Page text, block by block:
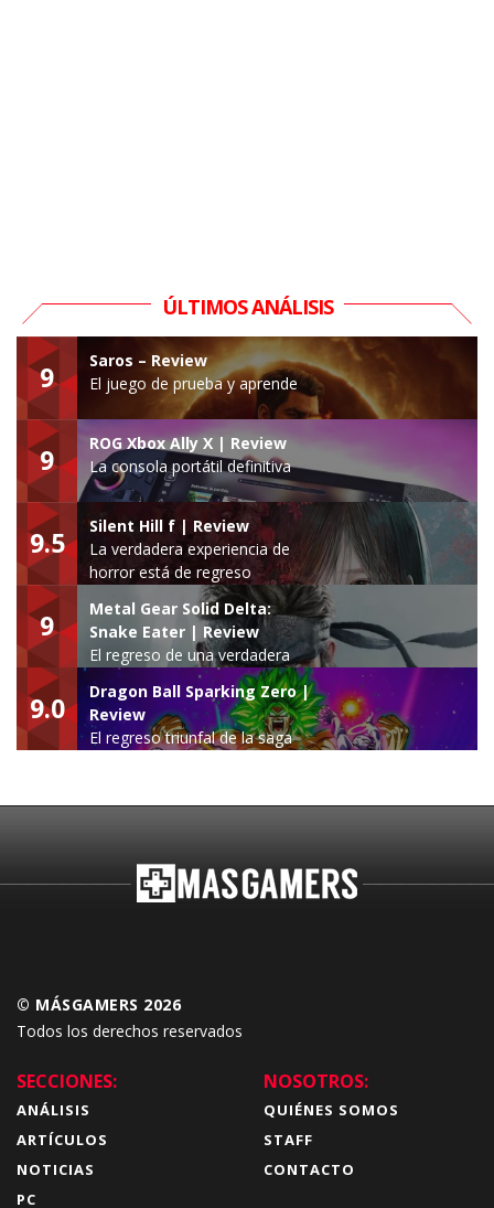
ÚLTIMOS ANÁLISIS
9
Saros – Review
El juego de prueba y aprende
9
ROG Xbox Ally X | Review
La consola portátil definitiva
9.5
Silent Hill f | Review
La verdadera experiencia de
horror está de regreso
9
Metal Gear Solid Delta:
Snake Eater | Review
El regreso de una verdadera
leyenda
9.0
Dragon Ball Sparking Zero |
Review
El regreso triunfal de la saga
© MÁSGAMERS 2026
Todos los derechos reservados
SECCIONES:
ANÁLISIS
ARTÍCULOS
NOTICIAS
PC
NOSOTROS:
QUIÉNES SOMOS
STAFF
CONTACTO